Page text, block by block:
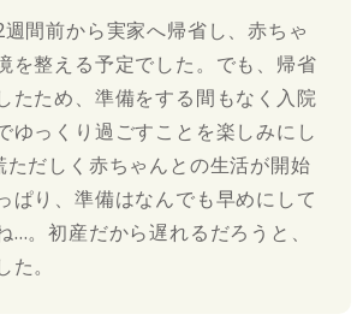
間前から実家へ帰省し、赤ちゃ
を整える予定でした。でも、帰省
たため、準備をする間もなく入院
ゆっくり過ごすことを楽しみにし
だしく赤ちゃんとの生活が開始
ぱり、準備はなんでも早めにして
…。初産だから遅れるだろうと、
。